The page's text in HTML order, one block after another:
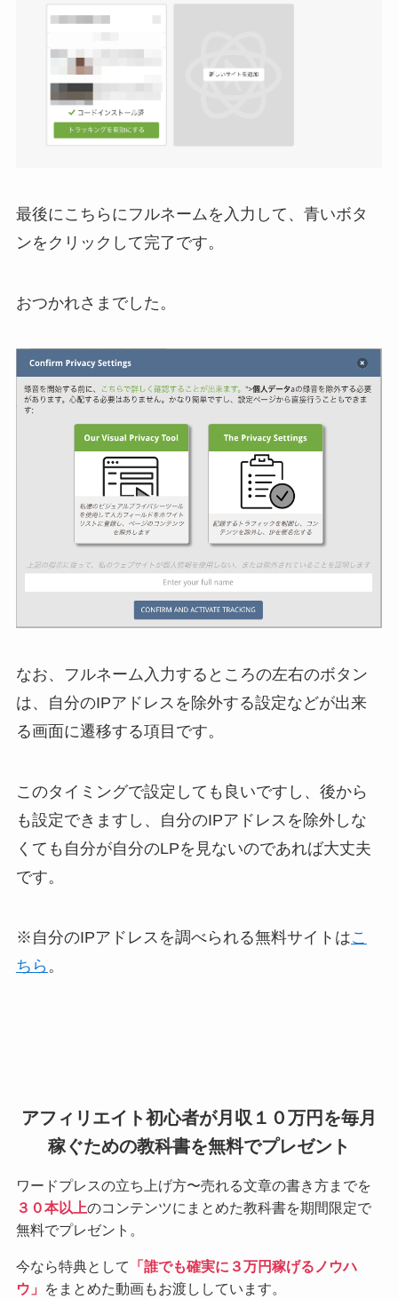
最後にこちらにフルネームを入力して、青いボタ
ンをクリックして完了です。
おつかれさまでした。
なお、フルネーム入力するところの左右のボタン
は、自分のIPアドレスを除外する設定などが出来
る画面に遷移する項目です。
このタイミングで設定しても良いですし、後から
も設定できますし、自分のIPアドレスを除外しな
くても自分が自分のLPを見ないのであれば大丈夫
です。
※自分のIPアドレスを調べられる無料サイトはこ
ちら 。
アフィリエイト初心者が月収１０万円を毎月
稼ぐための教科書を無料でプレゼント
ワードプレスの立ち上げ方〜売れる文章の書き方までを
３０本以上のコンテンツにまとめた教科書を期間限定で
無料でプレゼント。
今なら特典として
「誰でも確実に３万円稼げるノウハ
ウ」
をまとめた動画もお渡ししています。